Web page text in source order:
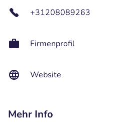
+31208089263
Firmenprofil
Website
Mehr Info